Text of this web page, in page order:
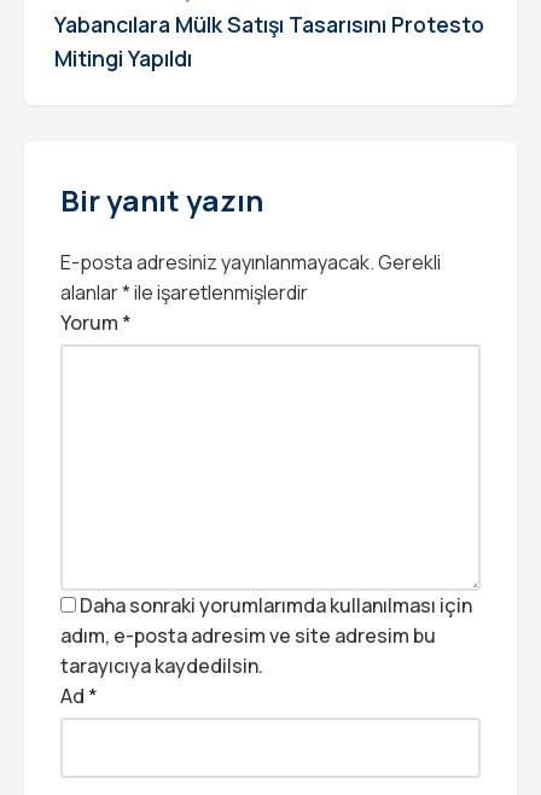
Yabancılara Mülk Satışı Tasarısını Protesto
Mitingi Yapıldı
Bir yanıt yazın
E-posta adresiniz yayınlanmayacak.Gerekli
alanlar*ile işaretlenmişlerdir
Yorum *
Daha sonraki yorumlarımda kullanılması için
adım, e-posta adresim ve site adresim bu
tarayıcıya kaydedilsin.
Ad *